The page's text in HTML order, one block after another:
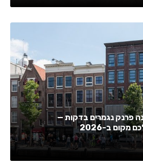
פרנק נגמרים בדקות —
מקום ב-2026